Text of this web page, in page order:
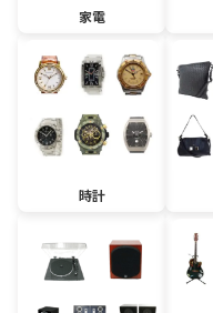
家電
時計